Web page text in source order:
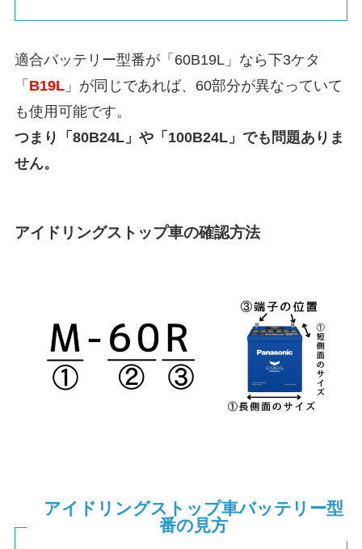
適合バッテリー型番が「60B19L」なら下3ケタ
「 B19L」が同じであれば、60部分が異なっていて
も使用可能です。
つまり「80B24L」や「100B24L」でも問題ありま
せん。
アイドリングストップ車の確認方法
アイドリングストップ車バッテリー型
番の見方